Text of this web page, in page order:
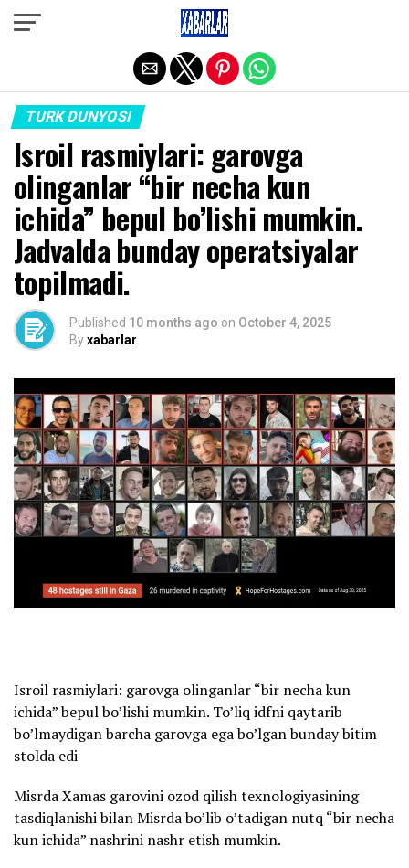
TURK DUNYOSI
Isroil rasmiylari: garovga
olinganlar “bir necha kun
ichida” bepul bo’lishi mumkin.
Jadvalda bunday operatsiyalar
topilmadi.
Published 10 months ago on October 4, 2025
Byxabarlar
Isroil rasmiylari: garovga olinganlar “bir necha kun
ichida” bepul bo’lishi mumkin. To’liq idfni qaytarib
bo’lmaydigan barcha garovga ega bo’lgan bunday bitim
stolda edi
Misrda Xamas garovini ozod qilish texnologiyasining
tasdiqlanishi bilan Misrda bo’lib o’tadigan nutq “bir necha
kun ichida” nashrini nashr etish mumkin.
Exit mobile version